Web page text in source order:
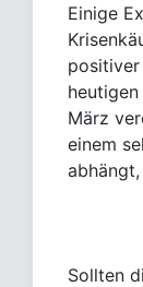
Einige
März
einem
Sollten